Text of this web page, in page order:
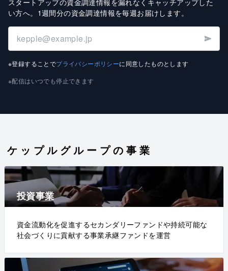
スタートアップの資金調達情報を漏れなくキャッチアップした
い方へ。 1週間分の資金調達情報を毎週お届けします。
※登録することでプライバシーポリシーに同意したものとします
※配信はいつでも停止できます
ケップルグループの事業
投資事業
資金流動化を促進するセカンダリーファンドや持続可能な
社会づくりに貢献する事業承継ファンドを運営